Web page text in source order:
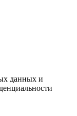
данных и